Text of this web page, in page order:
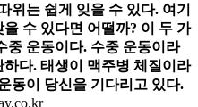
위는 쉽게 잊을 수 있다. 여기
수 있다면 어떨까? 이 두 가
중 운동이다. 수중 운동이라
다. 태생이 맥주병 체질이라
동이 당신을 기다리고 있다.